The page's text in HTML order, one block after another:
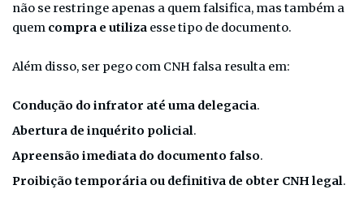
não se restringe apenas a quem falsifica, mas também a
quem compra e utiliza esse tipo de documento.
Além disso, ser pego com CNH falsa resulta em:
Condução do infrator até uma delegacia.
Abertura de inquérito policial.
Apreensão imediata do documento falso.
Proibição temporária ou definitiva de obter CNH legal.